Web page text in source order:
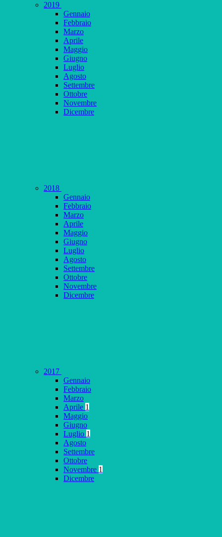
2019
Gennaio
Febbraio
Marzo
Aprile
Maggio
Giugno
Luglio
Agosto
Settembre
Ottobre
Novembre
Dicembre
2018
Gennaio
Febbraio
Marzo
Aprile
Maggio
Giugno
Luglio
Agosto
Settembre
Ottobre
Novembre
Dicembre
2017
Gennaio
Febbraio
Marzo
Aprile 1
Maggio
Giugno
Luglio 1
Agosto
Settembre
Ottobre
Novembre 1
Dicembre